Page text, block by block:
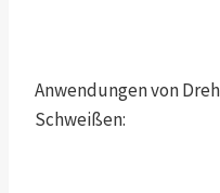
Anwendungen von
Schweißen: